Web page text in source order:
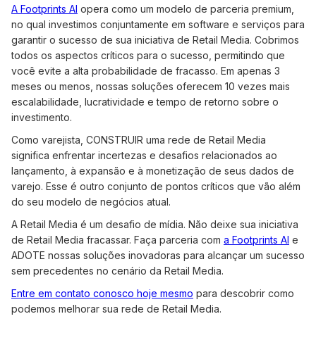
A Footprints AI opera como um modelo de parceria premium,
no qual investimos conjuntamente em software e serviços para
garantir o sucesso de sua iniciativa de Retail Media. Cobrimos
todos os aspectos críticos para o sucesso, permitindo que
você evite a alta probabilidade de fracasso. Em apenas 3
meses ou menos, nossas soluções oferecem 10 vezes mais
escalabilidade, lucratividade e tempo de retorno sobre o
investimento.
Como varejista, CONSTRUIR uma rede de Retail Media
significa enfrentar incertezas e desafios relacionados ao
lançamento, à expansão e à monetização de seus dados de
varejo. Esse é outro conjunto de pontos críticos que vão além
do seu modelo de negócios atual.
A Retail Media é um desafio de mídia. Não deixe sua iniciativa
de Retail Media fracassar. Faça parceria com a Footprints AI e
ADOTE nossas soluções inovadoras para alcançar um sucesso
sem precedentes no cenário da Retail Media.
Entre em contato conosco hoje mesmo para descobrir como
podemos melhorar sua rede de Retail Media.